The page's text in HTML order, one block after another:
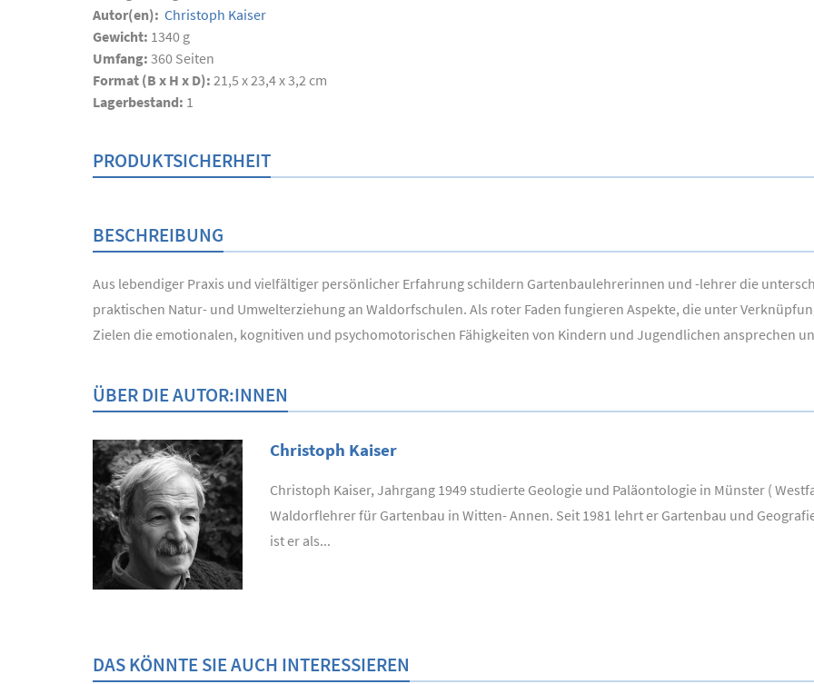
Autor(en): Christoph Kaiser
Gewicht: 1340 g
Umfang: 360 Seiten
Format (B x H x D): 21,5 x 23,4 x 3,2 cm
Lagerbestand: 1
PRODUKTSICHERHEIT
BESCHREIBUNG
Aus lebendiger Praxis und vielfältiger persönlicher Erfahrung schildern Gartenbaulehrerinnen und -lehrer die
praktischen Natur- und Umwelterziehung an Waldorfschulen. Als roter Faden fungieren Aspekte, die unter
Zielen die emotionalen, kognitiven und psychomotorischen Fähigkeiten von Kindern und Jugendlichen ansprechen
ÜBER DIE AUTOR:INNEN
Christoph Kaiser
Christoph Kaiser, Jahrgang 1949 studierte Geologie und Paläontologie in Münster (
Waldorflehrer für Gartenbau in Witten- Annen. Seit 1981 lehrt er Gartenbau und
ist er als...
DAS KÖNNTE SIE AUCH INTERESSIEREN